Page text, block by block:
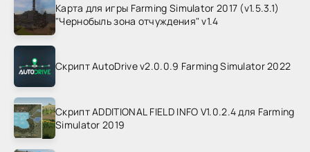
Карта для игры Farming Simulator 2017 (v1.5.3.1)
"Чернобыль зона отчуждения" v1.4
Скрипт AutoDrive v2.0.0.9 Farming Simulator 2022
Скрипт ADDITIONAL FIELD INFO V1.0.2.4 для Farming
Simulator 2019